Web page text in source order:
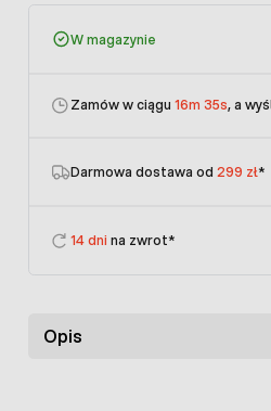
W magazynie
Zamów w ciągu 16m 34s, a
Darmowa dostawa od 299 zł*
14 dni na zwrot*
Opis